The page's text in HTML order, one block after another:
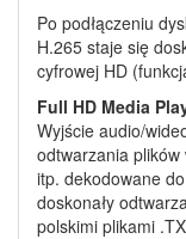
Po podłączeniu
H.265 staje się
cyfrowej HD
Full HD Media
Wyjście audio/
odtwarzania
itp. dekodowane
doskonały
polskimi plikami